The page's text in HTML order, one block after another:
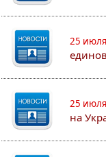
25
25
на